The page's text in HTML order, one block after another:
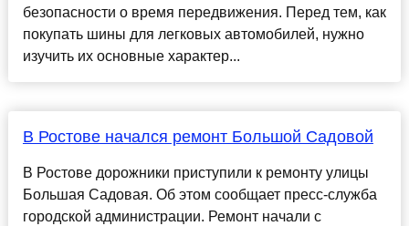
безопасности о время передвижения. Перед тем, как
покупать шины для легковых автомобилей, нужно
изучить их основные характер...
В Ростове начался ремонт Большой Садовой
В Ростове дорожники приступили к ремонту улицы
Большая Садовая. Об этом сообщает пресс-служба
городской администрации. Ремонт начали с